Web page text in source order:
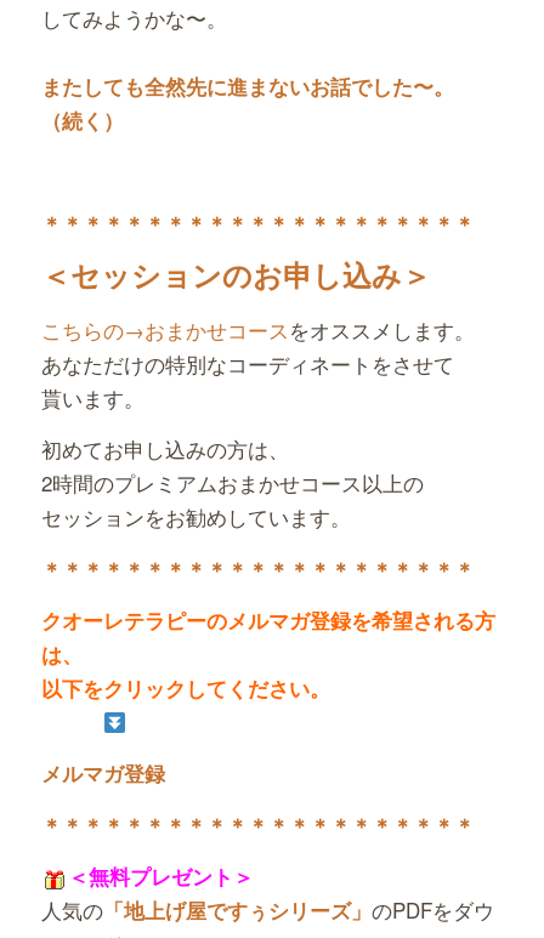
してみようかな〜。
またしても全然先に進まないお話でした〜。
（続く）
＊＊＊＊＊＊＊＊＊＊＊＊＊ ＊＊＊＊＊＊＊＊
＜セッションのお申し込み＞
こちらの→おまかせコース をオススメします。
あなただけの特別なコーディネートをさせて
貰います。
初めてお申し込みの方は、
2時間のプレミアムおまかせコース以上の
セッションをお勧めしています。
＊＊＊＊＊＊＊＊＊＊＊＊＊＊＊＊＊＊＊＊＊
クオーレテラピーのメルマガ登録を希望される方
は、
以下をクリックしてください。
メルマガ登録
＊＊＊＊＊＊＊＊＊＊＊＊＊＊＊＊＊＊＊＊＊
＜無料プレゼント＞
人気の「地上げ屋ですぅシリーズ」 のPDFをダウ